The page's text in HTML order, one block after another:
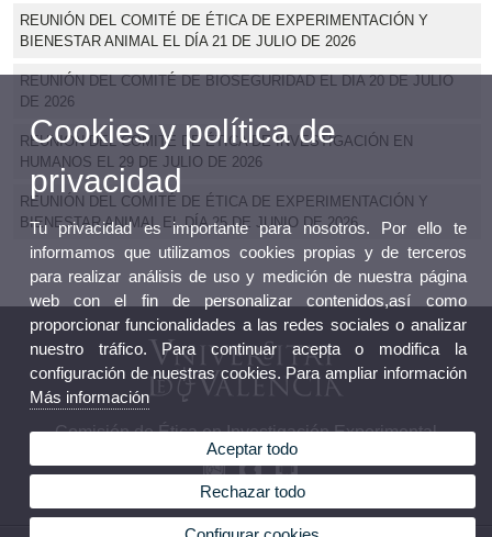
REUNIÓN DEL COMITÉ DE ÉTICA DE EXPERIMENTACIÓN Y
BIENESTAR ANIMAL EL DÍA 21 DE JULIO DE 2026
REUNIÓN DEL COMITÉ DE BIOSEGURIDAD EL DIA 20 DE JULIO
DE 2026
REUNIÓN DEL COMITÉ DE ÉTICA DE INVESTIGACIÓN EN
HUMANOS EL 29 DE JULIO DE 2026
REUNIÓN DEL COMITÉ DE ÉTICA DE EXPERIMENTACIÓN Y
BIENESTAR ANIMAL EL DÍA 25 DE JUNIO DE 2026
Comisión de Ética en Investigación Experimental
Cookies y política de
privacidad
Tu privacidad es importante para nosotros. Por ello te
informamos que utilizamos cookies propias y de terceros
para realizar análisis de uso y medición de nuestra página
web con el fin de personalizar contenidos,así como
proporcionar funcionalidades a las redes sociales o analizar
nuestro tráfico. Para continuar acepta o modifica la
configuración de nuestras cookies. Para ampliar información
Más información
Aceptar todo
Rechazar todo